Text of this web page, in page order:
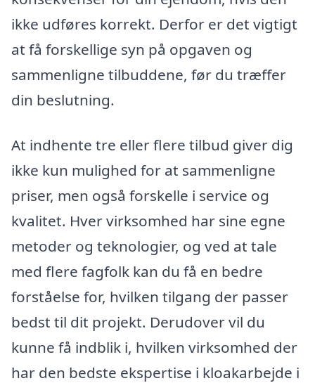
ikke udføres korrekt. Derfor er det vigtigt
at få forskellige syn på opgaven og
sammenligne tilbuddene, før du træffer
din beslutning.
At indhente tre eller flere tilbud giver dig
ikke kun mulighed for at sammenligne
priser, men også forskelle i service og
kvalitet. Hver virksomhed har sine egne
metoder og teknologier, og ved at tale
med flere fagfolk kan du få en bedre
forståelse for, hvilken tilgang der passer
bedst til dit projekt. Derudover vil du
kunne få indblik i, hvilken virksomhed der
har den bedste ekspertise i kloakarbejde i